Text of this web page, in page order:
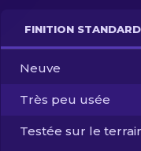
FINITION STANDARD
Neuve
Très peu usée
Testée sur le